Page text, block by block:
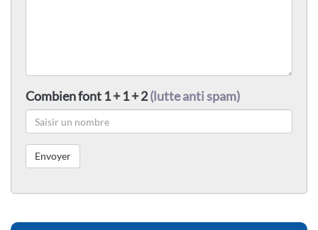
Combien font 1 + 1 + 2(lutte anti spam)